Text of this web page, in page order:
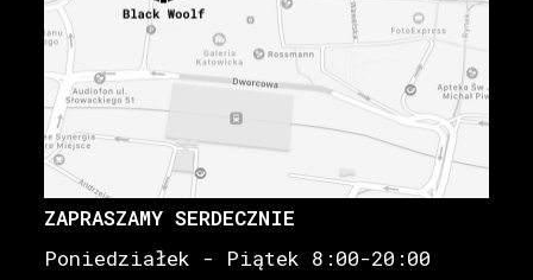
ZAPRASZAMY SERDECZNIE
Poniedziałek - Piątek 8:00-20:00